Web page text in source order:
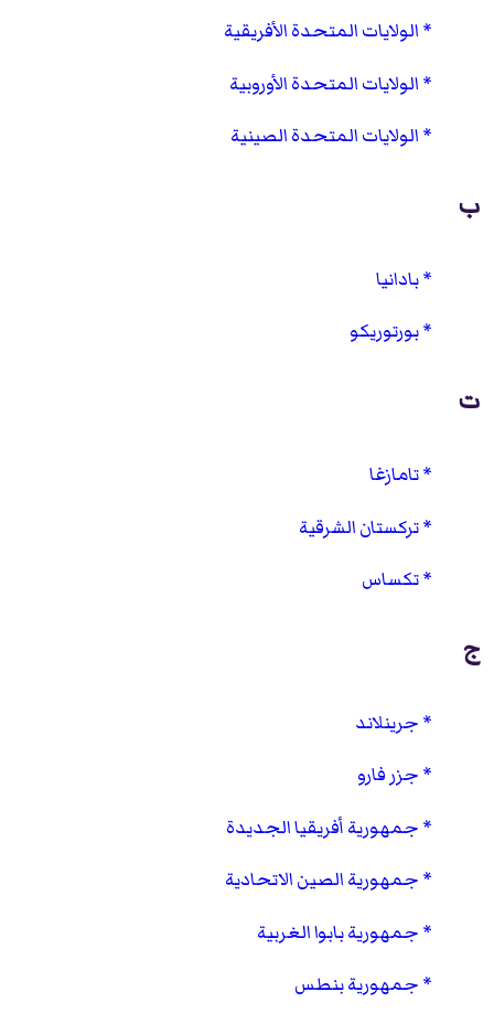
الولايات المتحدة الأفريقية
الولايات المتحدة الأوروبية
الولايات المتحدة الصينية
ب
بادانيا
بورتوريكو
ت
تامازغا
تركستان الشرقية
تكساس
ج
جرينلاند
جزر فارو
جمهورية أفريقيا الجديدة
جمهورية الصين الاتحادية
جمهورية بابوا الغربية
جمهورية بنطس